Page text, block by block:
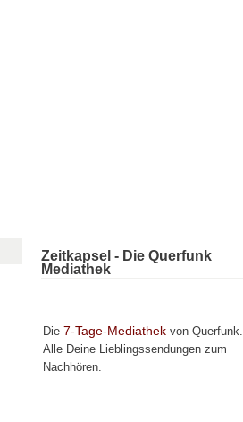
Zeitkapsel - Die Querfunk
Mediathek
Die 7-Tage-Mediathek von Querfunk.
Alle Deine Lieblingssendungen zum
Nachhören.